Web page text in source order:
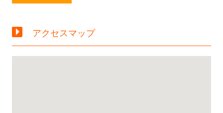
アクセスマップ